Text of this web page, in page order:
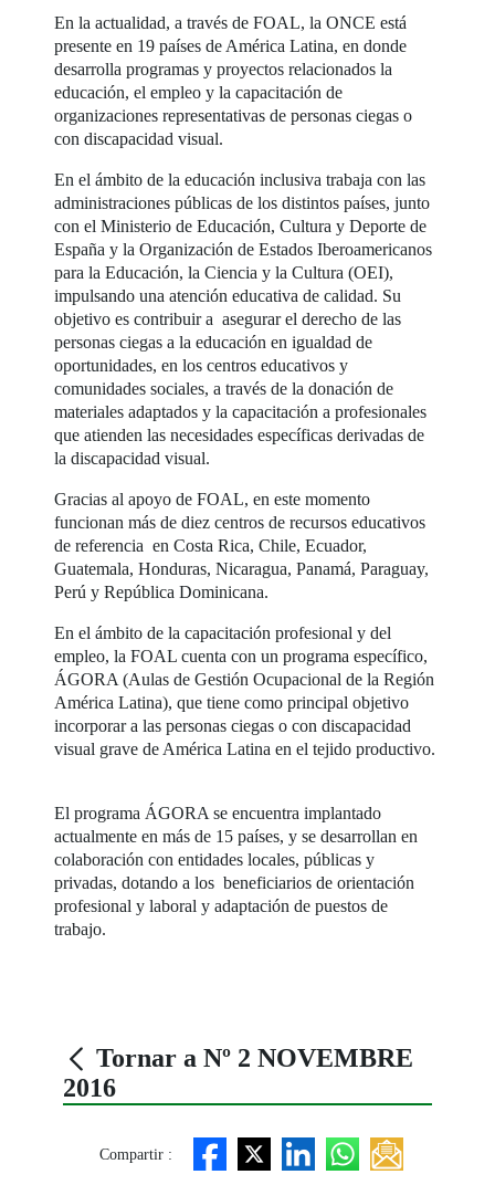
En la actualidad, a través de FOAL, la ONCE está
presente en 19 países de América Latina, en donde
desarrolla programas y proyectos relacionados la
educación, el empleo y la capacitación de
organizaciones representativas de personas ciegas o
con discapacidad visual.
En el ámbito de la educación inclusiva trabaja con las
administraciones públicas de los distintos países, junto
con el Ministerio de Educación, Cultura y Deporte de
España y la Organización de Estados Iberoamericanos
para la Educación, la Ciencia y la Cultura (OEI),
impulsando una atención educativa de calidad. Su
objetivo es contribuir a asegurar el derecho de las
personas ciegas a la educación en igualdad de
oportunidades, en los centros educativos y
comunidades sociales, a través de la donación de
materiales adaptados y la capacitación a profesionales
que atienden las necesidades específicas derivadas de
la discapacidad visual.
Gracias al apoyo de FOAL, en este momento
funcionan más de diez centros de recursos educativos
de referencia en Costa Rica, Chile, Ecuador,
Guatemala, Honduras, Nicaragua, Panamá, Paraguay,
Perú y República Dominicana.
En el ámbito de la capacitación profesional y del
empleo, la FOAL cuenta con un programa específico,
ÁGORA (Aulas de Gestión Ocupacional de la Región
América Latina), que tiene como principal objetivo
incorporar a las personas ciegas o con discapacidad
visual grave de América Latina en el tejido productivo.
El programa ÁGORA se encuentra implantado
actualmente en más de 15 países, y se desarrollan en
colaboración con entidades locales, públicas y
privadas, dotando a los beneficiarios de orientación
profesional y laboral y adaptación de puestos de
trabajo.
Tornar a Nº 2 NOVEMBRE
2016
Compartir :